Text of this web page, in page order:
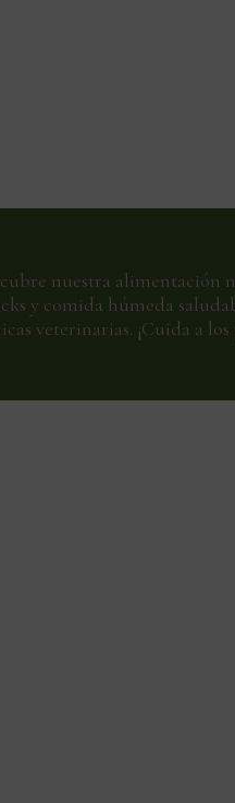
nuestra alimentación
y comida húmeda
veterinarias. ¡Cuida a